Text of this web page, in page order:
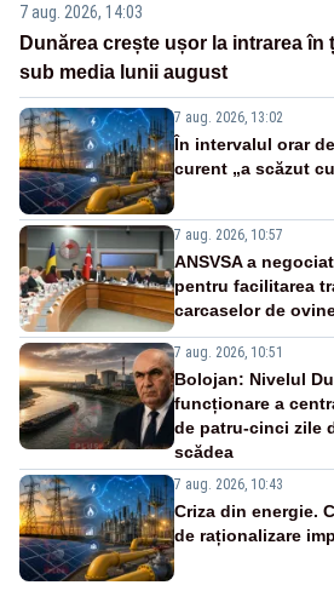
7 aug. 2026, 14:03
Dunărea crește ușor la intrarea în
sub media lunii august
7 aug. 2026, 13:02
În intervalul orar
curent „a scăzut
7 aug. 2026, 10:57
ANSVSA a
pentru facilitarea
carcaselor de
7 aug. 2026, 10:51
Bolojan: Nivelul
funcționare a
de patru-cinci zile
scădea
7 aug. 2026, 10:43
Criza din energie.
de raționalizare